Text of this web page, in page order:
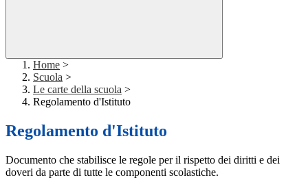
Home >
Scuola >
Le carte della scuola >
Regolamento d'Istituto
Regolamento d'Istituto
Documento che stabilisce le regole per il rispetto dei diritti e dei
doveri da parte di tutte le componenti scolastiche.